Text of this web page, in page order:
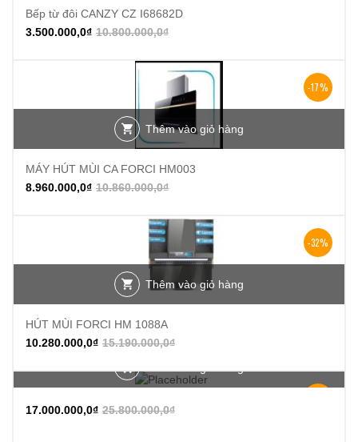
Bếp từ đôi CANZY CZ I68682D
10.800.000,0₫
3.500.000,0₫
-17%
Thêm vào giỏ hàng
MÁY HÚT MÙI CA FORCI HM003
10.860.000,0₫
8.960.000,0₫
-32%
Thêm vào giỏ hàng
HÚT MÙI FORCI HM 1088A
15.190.000,0₫
10.280.000,0₫
25.800.000,0₫
17.000.000,0₫